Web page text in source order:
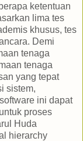
ketentuan
lima tes
khusus, tes
Demi
tenaga
tenaga
yang tepat
sistem,
ini dapat
proses
Huda
hierarchy